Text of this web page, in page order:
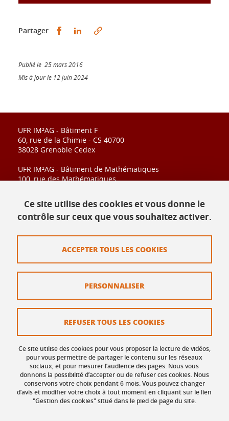
Partager Partager sur Facebook
Partager sur LinkedIn
Publié le 25 mars 2016
Mis à jour le 12 juin 2024
UFR IM²AG - Bâtiment F
60, rue de la Chimie - CS 40700
38028 Grenoble Cedex
UFR IM²AG - Bâtiment de Mathématiques
100, rue des Mathématiques
Contact
Mentions légales
Politique des Cookies
Gestion des cookies
Accessibilité : non conforme
Ce site utilise des cookies et vous donne le
contrôle sur ceux que vous souhaitez activer.
Ce site utilise des cookies pour vous proposer la lecture de vidéos,
pour vous permettre de partager le contenu sur les réseaux
sociaux, et pour mesurer l’audience des pages. Nous vous
donnons la possibilité d’accepter ou de refuser ces cookies. Nous
conservons votre choix pendant 6 mois. Vous pouvez changer
d’avis et modifier votre choix à tout moment en cliquant sur le lien
"Gestion des cookies" situé dans le pied de page du site.
ACCEPTER TOUS LES COOKIES
REFUSER TOUS LES COOKIES
PERSONNALISER